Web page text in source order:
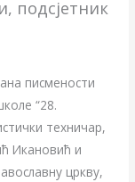
подсјетник
писменoсти
“28.
техничар,
Икановић и
цркву,